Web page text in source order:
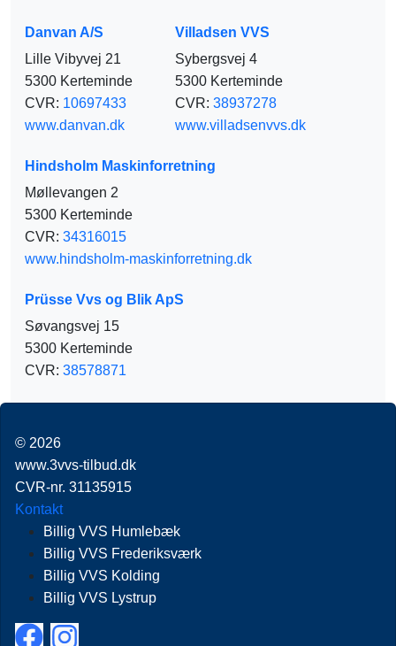
Danvan A/S
Lille Vibyvej 21
5300 Kerteminde
CVR: 10697433
www.danvan.dk
Villadsen VVS
Sybergsvej 4
5300 Kerteminde
CVR: 38937278
www.villadsenvvs.dk
Hindsholm Maskinforretning
Møllevangen 2
5300 Kerteminde
CVR: 34316015
www.hindsholm-maskinforretning.dk
Prüsse Vvs og Blik ApS
Søvangsvej 15
5300 Kerteminde
CVR: 38578871
© 2026
www.3vvs-tilbud.dk
CVR-nr. 31135915
Kontakt
Billig VVS Humlebæk
Billig VVS Frederiksværk
Billig VVS Kolding
Billig VVS Lystrup